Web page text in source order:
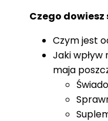
Czego
Czym jest
Jaki wpływ
maja